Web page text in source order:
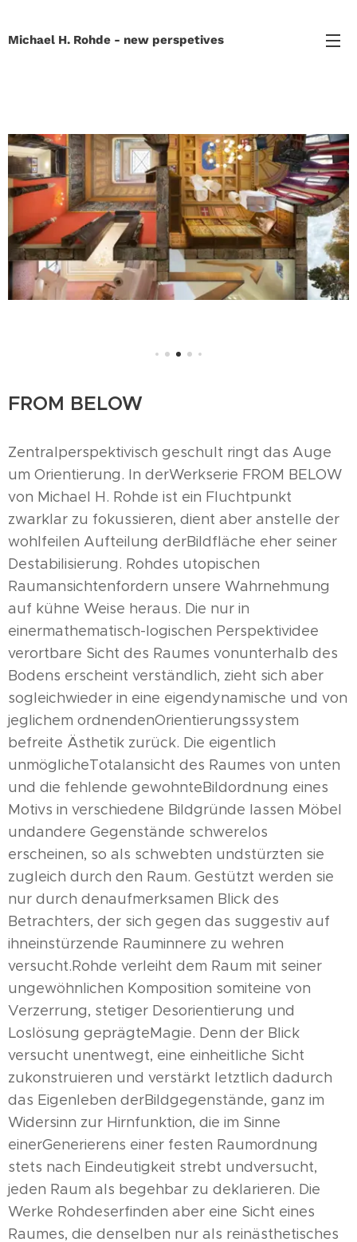
Michael H. Rohde - new perspetives
FROM BELOW
Zentralperspektivisch geschult ringt das Auge
um Orientierung. In derWerkserie FROM BELOW
von Michael H. Rohde ist ein Fluchtpunkt
zwarklar zu fokussieren, dient aber anstelle der
wohlfeilen Aufteilung derBildfläche eher seiner
Destabilisierung. Rohdes utopischen
Raumansichtenfordern unsere Wahrnehmung
auf kühne Weise heraus. Die nur in
einermathematisch-logischen Perspektividee
verortbare Sicht des Raumes vonunterhalb des
Bodens erscheint verständlich, zieht sich aber
sogleichwieder in eine eigendynamische und von
jeglichem ordnendenOrientierungssystem
befreite Ästhetik zurück. Die eigentlich
unmöglicheTotalansicht des Raumes von unten
und die fehlende gewohnteBildordnung eines
Motivs in verschiedene Bildgründe lassen Möbel
undandere Gegenstände schwerelos
erscheinen, so als schwebten undstürzten sie
zugleich durch den Raum. Gestützt werden sie
nur durch denaufmerksamen Blick des
Betrachters, der sich gegen das suggestiv auf
ihneinstürzende Rauminnere zu wehren
versucht.Rohde verleiht dem Raum mit seiner
ungewöhnlichen Komposition somiteine von
Verzerrung, stetiger Desorientierung und
Loslösung geprägteMagie. Denn der Blick
versucht unentwegt, eine einheitliche Sicht
zukonstruieren und verstärkt letztlich dadurch
das Eigenleben derBildgegenstände, ganz im
Widersinn zur Hirnfunktion, die im Sinne
einerGenerierens einer festen Raumordnung
stets nach Eindeutigkeit strebt undversucht,
jeden Raum als begehbar zu deklarieren. Die
Werke Rohdeserfinden aber eine Sicht eines
Raumes, die denselben nur als reinästhetisches